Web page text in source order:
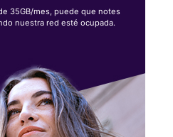
35GB/mes, puede que notes
nuestra red esté ocupada.